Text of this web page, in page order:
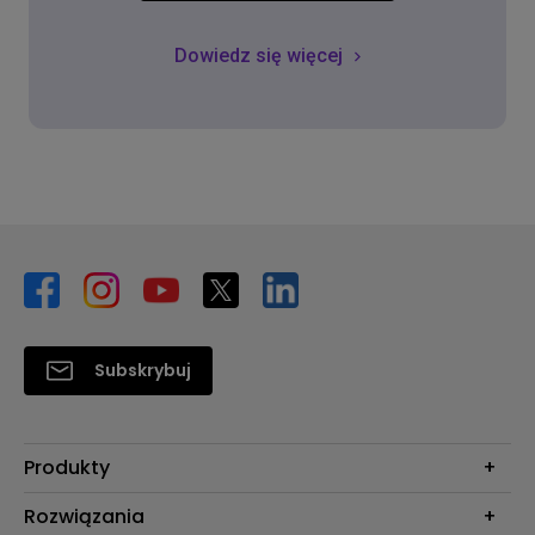
Dowiedz się więcej
Subskrybuj
Produkty
Projektory
Rozwiązania